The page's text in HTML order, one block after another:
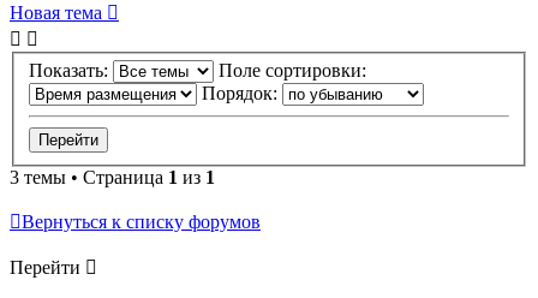
Новая тема
Показать:
Поле сортировки:
Порядок:
3 темы • Страница 1 из 1
Вернуться к списку форумов
Перейти